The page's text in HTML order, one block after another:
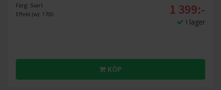
Färg: Svart
Effekt (w): 1700
1 399:-
I lager
KÖP